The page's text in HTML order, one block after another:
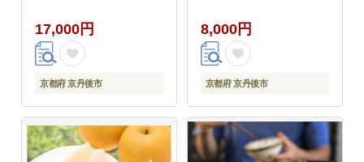
17,000円
京都府 京丹後市
8,000円
京都府 京丹後市